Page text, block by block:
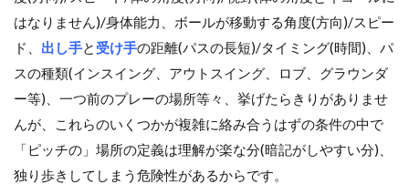
はなりません)/身体能力、ボールが移動する角度(方向)/スピー
ド、 出し手と 受け手の距離(パスの長短)/タイミング(時間)、パ
スの種類(インスイング、アウトスイング、ロブ、グラウンダ
ー等)、一つ前のプレーの場所等々、挙げたらきりがありませ
んが、これらのいくつかが複雑に絡み合うはずの条件の中で
「ピッチの」場所の定義は理解が楽な分(暗記がしやすい分)、
独り歩きしてしまう危険性があるからです。